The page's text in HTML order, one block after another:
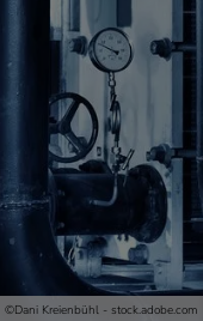
©Dani Kreienbühl - stock.adobe.com